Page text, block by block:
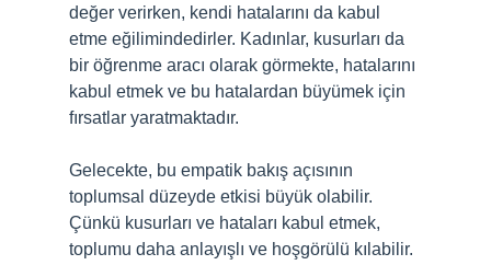
değer verirken, kendi hatalarını da kabul
etme eğilimindedirler. Kadınlar, kusurları da
bir öğrenme aracı olarak görmekte, hatalarını
kabul etmek ve bu hatalardan büyümek için
fırsatlar yaratmaktadır.
Gelecekte, bu empatik bakış açısının
toplumsal düzeyde etkisi büyük olabilir.
Çünkü kusurları ve hataları kabul etmek,
toplumu daha anlayışlı ve hoşgörülü kılabilir.